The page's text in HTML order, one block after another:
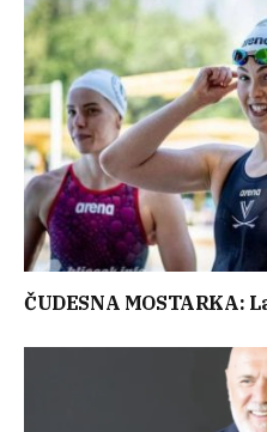
ČUDESNA MOSTARKA: